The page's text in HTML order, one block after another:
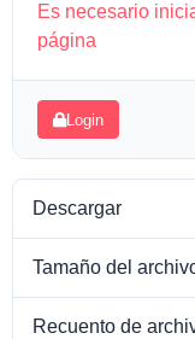
Es necesario
página
Login
Descargar
Tamaño del
Recuento de